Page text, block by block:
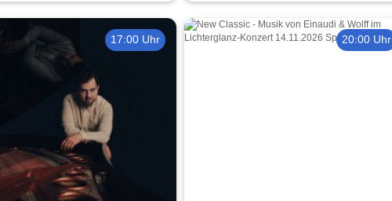
17:00 Uhr 20:00 Uhr